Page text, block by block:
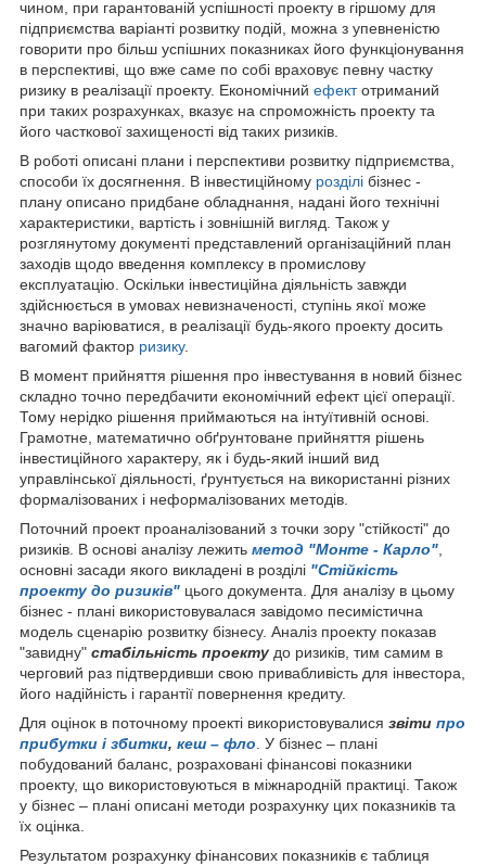
чином, при гарантованій успішності проекту в гіршому для
підприємства варіанті розвитку подій, можна з упевненістю
говорити про більш успішних показниках його функціонування
в перспективі, що вже саме по собі враховує певну частку
ризику в реалізації проекту. Економічний ефектотриманий
при таких розрахунках, вказує на спроможність проекту та
його часткової захищеності від таких ризиків.
В роботі описані плани і перспективи розвитку підприємства,
способи їх досягнення. В інвестиційному розділі бізнес -
плану описано придбане обладнання, надані його технічні
характеристики, вартість і зовнішній вигляд. Також у
розглянутому документі представлений організаційний план
заходів щодо введення комплексу в промислову
експлуатацію. Оскільки інвестиційна діяльність завжди
здійснюється в умовах невизначеності, ступінь якої може
значно варіюватися, в реалізації будь-якого проекту досить
вагомий фактор ризику.
В момент прийняття рішення про інвестування в новий бізнес
складно точно передбачити економічний ефект цієї операції.
Тому нерідко рішення приймаються на інтуїтивній основі.
Грамотне, математично обґрунтоване прийняття рішень
інвестиційного характеру, як і будь-який інший вид
управлінської діяльності, ґрунтується на використанні різних
формалізованих і неформалізованих методів.
Поточний проект проаналізований з точки зору "стійкості" до
ризиків. В основі аналізу лежить метод "Монте - Карло"
основні засади якого викладені в розділі "Стійкість
проекту до ризиків" цього документа. Для аналізу в цьому
бізнес - плані використовувалася завідомо песимістична
модель сценарію розвитку бізнесу. Аналіз проекту показав
"завидну" стабільність проекту до ризиків, тим самим в
черговий раз підтвердивши свою привабливість для інвестора,
його надійність і гарантії повернення кредиту.
Для оцінок в поточному проекті використовувалися звіти про
прибутки і збитки, кеш – фло . У бізнес – плані
побудований баланс, розраховані фінансові показники
проекту, що використовуються в міжнародній практиці. Також
у бізнес – плані описані методи розрахунку цих показників та
їх оцінка.
Результатом розрахунку фінансових показників є таблиця